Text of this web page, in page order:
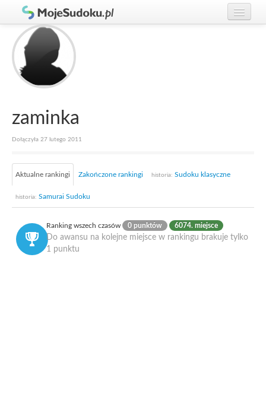
Graj w Sudoku!
Zasady Sudoku
Rankingi
zaminka
Dołączyła 27 lutego 2011
Aktualne rankingi Zakończone rankingi historia: Sudoku klasyczne
historia: Samurai Sudoku
Ranking wszech czasów 0 punktów 6074. miejsce
Do awansu na kolejne miejsce w rankingu brakuje tylko
1 punktu